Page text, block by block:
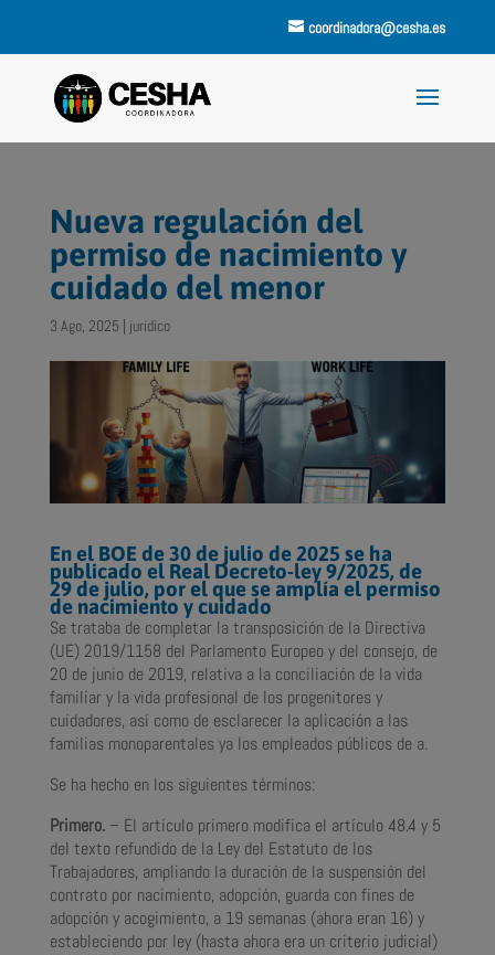
coordinadora@cesha.es
Nueva regulación del
permiso de nacimiento y
cuidado del menor
3 Ago, 2025 | juridico
En el BOE de 30 de julio de 2025 se ha
publicado el Real Decreto-ley 9/2025, de
29 de julio, por el que se amplía el permiso
de nacimiento y cuidado
Se trataba de completar la transposición de la Directiva
(UE) 2019/1158 del Parlamento Europeo y del consejo, de
20 de junio de 2019, relativa a la conciliación de la vida
familiar y la vida profesional de los progenitores y
cuidadores, así como de esclarecer la aplicación a las
familias monoparentales ya los empleados públicos de a.
Se ha hecho en los siguientes términos:
Primero. – El artículo primero modifica el artículo 48.4 y 5
del texto refundido de la Ley del Estatuto de los
Trabajadores, ampliando la duración de la suspensión del
contrato por nacimiento, adopción, guarda con fines de
adopción y acogimiento, a 19 semanas (ahora eran 16) y
estableciendo por ley (hasta ahora era un criterio judicial)